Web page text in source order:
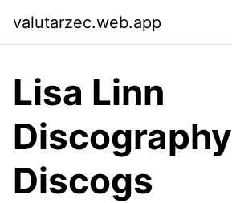
valutarzec.web.app
Lisa Linn
Discography
Discogs